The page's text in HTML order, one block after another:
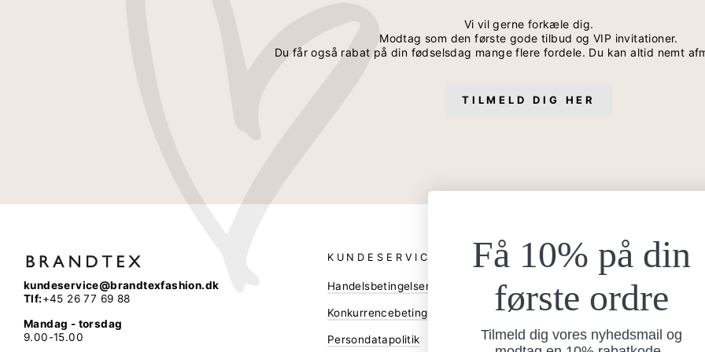
Vi vil gerne forkæle dig.
Modtag som den første gode tilbud og VIP invitationer.
Du får også rabat på din fødselsdag mange flere fordele. Du kan altid nemt
TILMELD DIG HER
kundeservice@brandtexfashion.dk
Tlf:+45 26 77 69 88
Mandag - torsdag
9.00-15.00
KUNDESERVICE
Handelsbetingelser
Konkurrencebetingelser
Persondatapolitik
ANDRE
Bliv forhandler
Gå til B2B shop
Assetbank
Få 10% på din
første ordre
Tilmeld dig vores nyhedsmail og